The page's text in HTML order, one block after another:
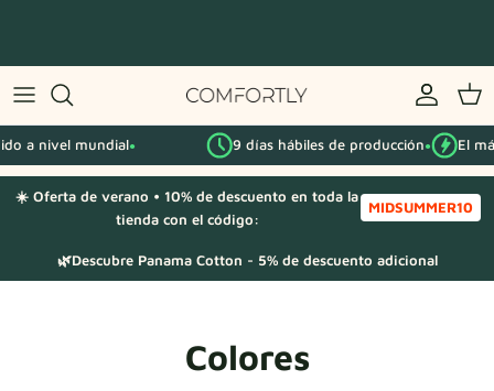
contenido
Por serie IKEA
Por categoría
Muestras de tela
a nivel mundial● 9 días hábiles de producción● El
☀️ Oferta de verano • 10% de descuento en toda la
tienda con el código:
MIDSUMMER10
🌿Descubre Panama Cotton - 5% de descuento adicional
Colores